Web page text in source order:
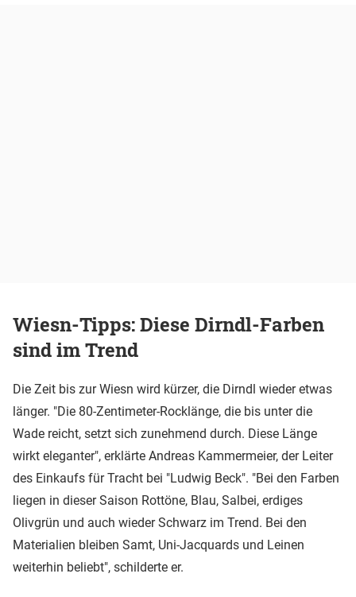
Wiesn-Tipps: Diese Dirndl-Farben
sind im Trend
Die Zeit bis zur Wiesn wird kürzer, die Dirndl wieder etwas
länger. "Die 80-Zentimeter-Rocklänge, die bis unter die
Wade reicht, setzt sich zunehmend durch. Diese Länge
wirkt eleganter", erklärte Andreas Kammermeier, der Leiter
des Einkaufs für Tracht bei "Ludwig Beck". "Bei den Farben
liegen in dieser Saison Rottöne, Blau, Salbei, erdiges
Olivgrün und auch wieder Schwarz im Trend. Bei den
Materialien bleiben Samt, Uni-Jacquards und Leinen
weiterhin beliebt", schilderte er.